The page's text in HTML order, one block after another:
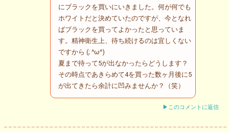
にブラックを買いにいきました。何が何でも
ホワイトだと決めていたのですが、今となれ
ばブラックを買ってよかったと思っていま
す。精神衛生上、待ち続けるのは宜しくない
ですから (; ^ω^)
夏まで待って5が出なかったらどうします？
その時点であきらめて4を買った数ヶ月後に5
が出てきたら余計に凹みませんか？（笑）
▶このコメントに返信